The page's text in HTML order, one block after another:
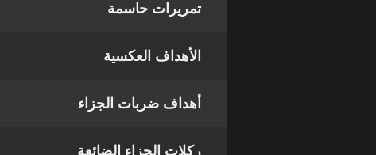
تمريرات حاسمة
الأهداف العكسية
أهداف ضربات الجزاء
ركلات الجزاء الضائعة